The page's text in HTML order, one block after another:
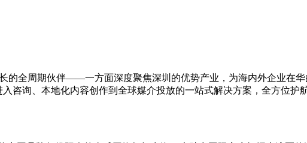
的全周期伙伴——一方面深度聚焦深圳的优势产业，为海内外企业在
咨询、本地化内容创作到全球媒介投放的一站式解决方案，全方位护